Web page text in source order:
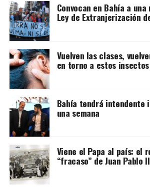
Convocan en Bahía a
Ley de Extranjerización
Vuelven las clases,
en torno a estos insectos
Bahía tendrá intendente
una semana
Viene el Papa al país: el
“fracaso” de Juan Pablo